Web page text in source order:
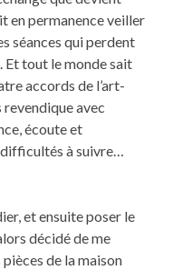
en permanence veiller
séances qui perdent
Et tout le monde sait
accords de l’art-
revendique avec
écoute et
à suivre…
et ensuite poser le
décidé de me
de la maison